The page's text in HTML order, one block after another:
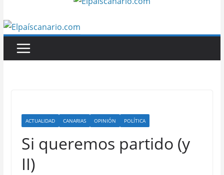
ACTUALIDAD CANARIAS OPINIÓN POLÍTICA
Si queremos partido (y
II)